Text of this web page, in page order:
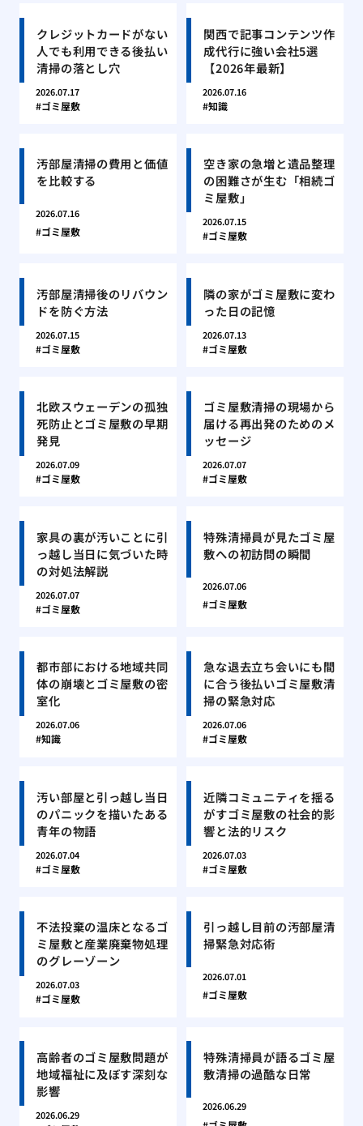
クレジットカードがない
人でも利用できる後払い
清掃の落とし穴
2026.07.17
ゴミ屋敷
関西で記事コンテンツ作
成代行に強い会社5選
【2026年最新】
2026.07.16
知識
汚部屋清掃の費用と価値
を比較する
2026.07.16
ゴミ屋敷
空き家の急増と遺品整理
の困難さが生む「相続ゴ
ミ屋敷」
2026.07.15
ゴミ屋敷
汚部屋清掃後のリバウン
ドを防ぐ方法
2026.07.15
ゴミ屋敷
隣の家がゴミ屋敷に変わ
った日の記憶
2026.07.13
ゴミ屋敷
北欧スウェーデンの孤独
死防止とゴミ屋敷の早期
発見
2026.07.09
ゴミ屋敷
ゴミ屋敷清掃の現場から
届ける再出発のためのメ
ッセージ
2026.07.07
ゴミ屋敷
家具の裏が汚いことに引
っ越し当日に気づいた時
の対処法解説
2026.07.07
ゴミ屋敷
特殊清掃員が見たゴミ屋
敷への初訪問の瞬間
2026.07.06
ゴミ屋敷
都市部における地域共同
体の崩壊とゴミ屋敷の密
室化
2026.07.06
知識
急な退去立ち会いにも間
に合う後払いゴミ屋敷清
掃の緊急対応
2026.07.06
ゴミ屋敷
汚い部屋と引っ越し当日
のパニックを描いたある
青年の物語
2026.07.04
ゴミ屋敷
近隣コミュニティを揺る
がすゴミ屋敷の社会的影
響と法的リスク
2026.07.03
ゴミ屋敷
不法投棄の温床となるゴ
ミ屋敷と産業廃棄物処理
のグレーゾーン
2026.07.03
ゴミ屋敷
引っ越し目前の汚部屋清
掃緊急対応術
2026.07.01
ゴミ屋敷
高齢者のゴミ屋敷問題が
地域福祉に及ぼす深刻な
影響
2026.06.29
特殊清掃員が語るゴミ屋
敷清掃の過酷な日常
2026.06.29